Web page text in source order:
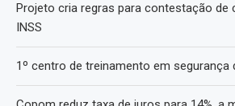
Projeto cria regras para contestação de
INSS
1º centro de treinamento em segurança